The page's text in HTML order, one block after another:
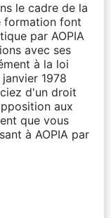
le cadre de la
formation font
par AOPIA
avec ses
à la loi
1978
d'un droit
aux
que vous
à AOPIA par